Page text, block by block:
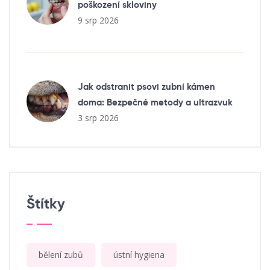
poškození skloviny
9 srp 2026
Jak odstranit psovi zubní kámen
doma: Bezpečné metody a ultrazvuk
3 srp 2026
Štítky
bělení zubů ústní hygiena